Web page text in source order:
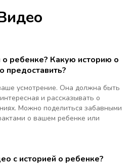
о ребенке? Какую историю о
предоставить?
усмотрение. Она должна быть
и рассказывать о
Можно поделиться забавными
о вашем ребенке или
с историей о ребенке?